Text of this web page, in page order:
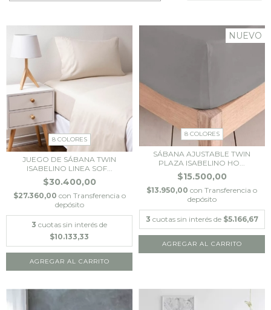
8 COLORES
JUEGO DE SÁBANA TWIN
ISABELINO LINEA SOF...
$30.400,00
$27.360,00 con Transferencia o
depósito
3 cuotas sin interés de
$10.133,33
AGREGAR AL CARRITO
NUEVO
8 COLORES
SÁBANA AJUSTABLE TWIN
PLAZA ISABELINO HO...
$15.500,00
$13.950,00 con Transferencia o
depósito
3 cuotas sin interés de $5.166,67
AGREGAR AL CARRITO